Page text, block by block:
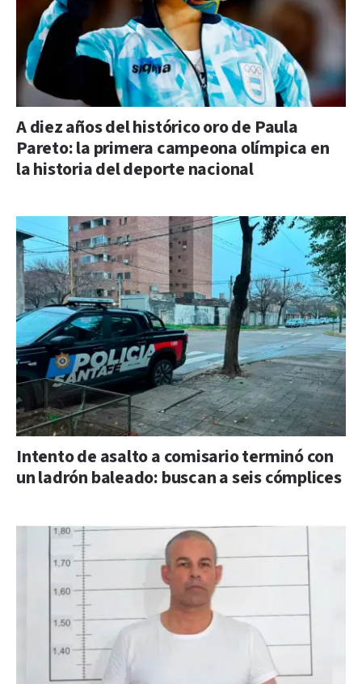
A diez años del histórico oro de Paula
Pareto: la primera campeona olímpica en
la historia del deporte nacional
Intento de asalto a comisario terminó con
un ladrón baleado: buscan a seis cómplices